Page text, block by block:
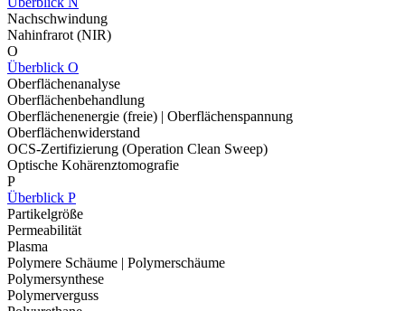
Nachschwindung
Nahinfrarot (NIR)
O
Überblick O
Oberflächenanalyse
Oberflächenbehandlung
Oberflächenenergie (freie) | Oberflächenspannung
Oberflächenwiderstand
OCS-Zertifizierung (Operation Clean Sweep)
Optische Kohärenztomografie
P
Überblick P
Partikelgröße
Permeabilität
Plasma
Polymere Schäume | Polymerschäume
Polymersynthese
Polymerverguss